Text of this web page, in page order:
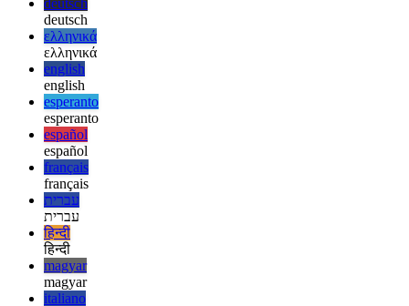
afrikaans
afrikaans
العربية
العربية
deutsch
deutsch
ελληνικά
ελληνικά
english
english
esperanto
esperanto
español
español
français
français
עברית
עברית